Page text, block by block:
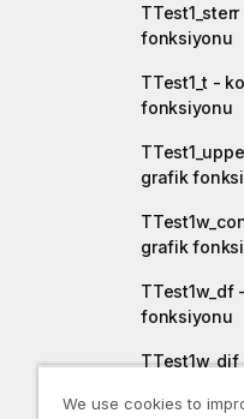
fonksiyonu
TTest1_t -
fonksiyonu
grafik
grafik
TTest1w_df
fonksiyonu
We use cookies to